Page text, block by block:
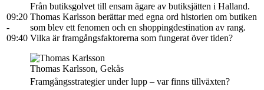
09:20
-
09:40
Från butiksgolvet till ensam ägare av butiksjätten i Halland.
Thomas Karlsson berättar med egna ord historien om butiken
som blev ett fenomen och en shoppingdestination av rang.
Vilka är framgångsfaktorerna som fungerat över tiden?
Thomas Karlsson, Gekås
Framgångsstrategier under lupp – var finns tillväxten?